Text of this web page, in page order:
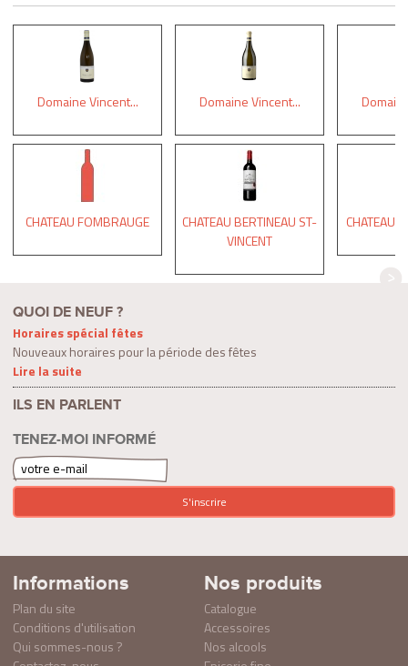
Domaine Vincent... Domaine Vincent...
CHATEAU FOMBRAUGE
CHATEAU BERTINEAU ST-
VINCENT
CHATEAU
QUOI DE NEUF ?
Horaires spécial fêtes
Nouveaux horaires pour la période des fêtes
Lire la suite
ILS EN PARLENT
TENEZ-MOI INFORMÉ
Informations
Plan du site
Conditions d'utilisation
Qui sommes-nous ?
Nos produits
Catalogue
Accessoires
Nos alcools